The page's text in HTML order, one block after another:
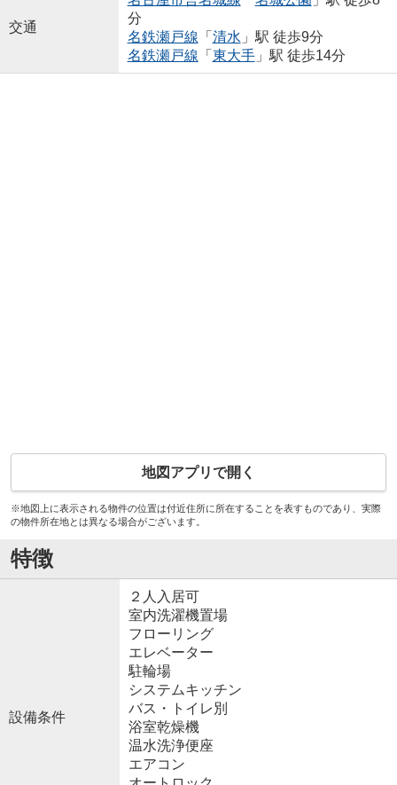
交通
分
名鉄瀬戸線 「 清水 」駅 徒歩9分
名鉄瀬戸線 「 東大手」駅 徒歩14分
地図アプリで開く
※地図上に表示される物件の位置は付近住所に所在することを表すものであり、実際
の物件所在地とは異なる場合がございます。
特徴
設備条件
２人入居可
室内洗濯機置場
フローリング
エレベーター
駐輪場
システムキッチン
バス・トイレ別
浴室乾燥機
温水洗浄便座
エアコン